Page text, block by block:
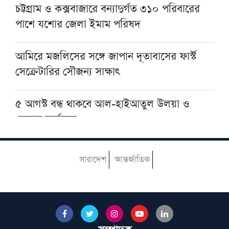
গণভোটের রায় বাস্তবায়ন না হওয়া পর্যন্ত রাজপথে
থাকব: আমিরে মজলিস
চট্টগ্রাম ও কক্সবাজারে বন্যাদুর্গত ৩১০ পরিবারের
পাশে যশোর জেলা ইমাম পরিষদ
আমিরে মজলিসের সঙ্গে জাপান দূতাবাসের ফার্স্ট
সেক্রেটারির সৌজন্য সাক্ষাৎ
৫ আগস্ট বন্ধ থাকবে আল-হাইআতুল উলয়া ও
বেফাক কার্যালয়
হেজবুত তাওহীদ কেন ভ্রান্ত, কী তাদের আকিদা
সারাদেশ আন্তর্জাতিক